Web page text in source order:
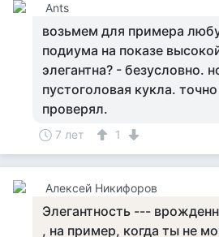
Ants
возьмем для примера
подиума на показе
элегантна? - безусловно.
пустоголовая кукла.
проверял.
7 лет 1
Алексей Никифоров
Элегантность ---
, на пример, когда ты не